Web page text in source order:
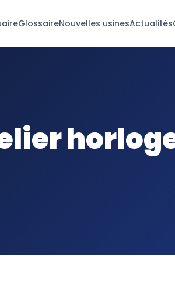
GlossaireNouvelles usinesActualités